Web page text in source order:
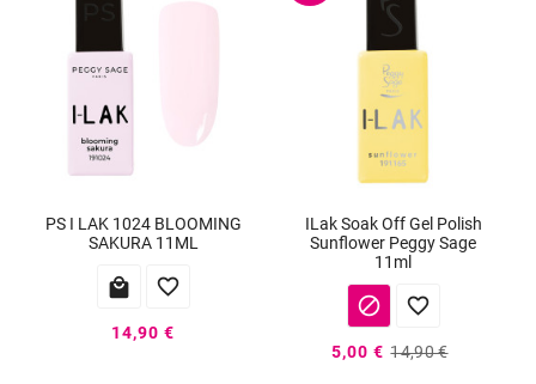
PS I LAK 1024 BLOOMING
SAKURA 11ML
 
14,90 €
ILak Soak Off Gel Polish
Sunflower Peggy Sage
11ml
 
5,00 € 14,90 €